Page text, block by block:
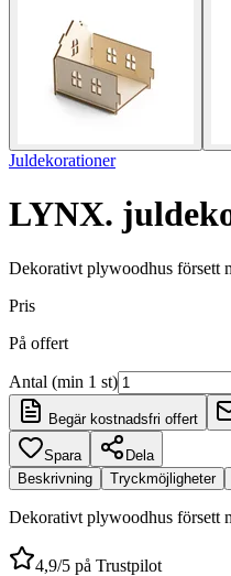
Juldekorationer
LYNX.
Dekorativt plywoodhus försett
Pris
På offert
Antal (min 1 st)
Begär kostnadsfri offert
Spara
Dela
Beskrivning
Tryckmöjligheter
Dekorativt plywoodhus försett
4,9/5 på Trustpilot